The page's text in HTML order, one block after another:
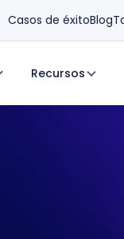
Casos de éxitoBlog
Recursos